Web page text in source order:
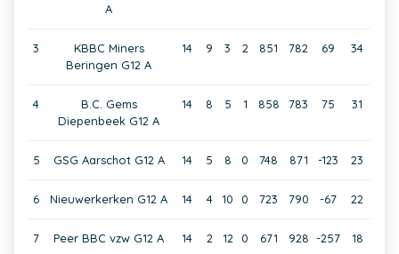
A
3
KBBC Miners
Beringen G12 A
14 9 3 2 851 782 69 34
4
B.C. Gems
Diepenbeek G12 A
14 8 5 1 858 783 75 31
5 GSG Aarschot G12 A 14 5 8 0 748 871 -123 23
6 Nieuwerkerken G12 A 14 4 10 0 723 790 -67 22
7 Peer BBC vzw G12 A 14 2 12 0 671 928 -257 18